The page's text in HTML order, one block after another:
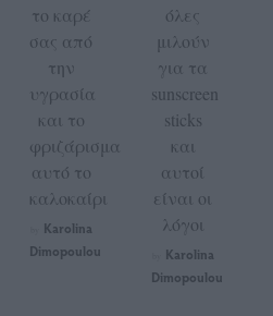
το καρέ
σας από
την
υγρασία
και το
φριζάρισμα
αυτό το
καλοκαίρι
Karolina
Dimopoulou
όλες
μιλούν
για τα
sunscreen
sticks
και
αυτοί
είναι οι
λόγοι
Karolina
Dimopoulou